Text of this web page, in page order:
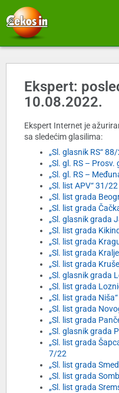
Ekspert:
10.08.2022.
Ekspert Internet je
sa sledećim glasilima:
„Sl. glasnik RS“
„Sl. gl. RS –
„Sl. gl. RS –
„Sl. list APV“ 31/22
„Sl. list grada
„Sl. list grada
„Sl. glasnik grada
„Sl. list grada
„Sl. list grada
„Sl. list grada
„Sl. list grada
„Sl. glasnik grada
„Sl. list grada
„Sl. list grada
„Sl. list grada
„Sl. list grada
„Sl. glasnik grada
„Sl. list grada
7/22
„Sl. list grada
„Sl. list grada
„Sl. list grada